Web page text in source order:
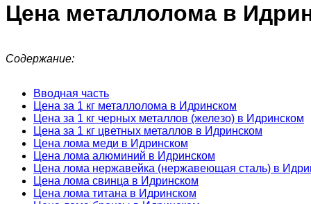
Цена металлолома в
Содержание:
Вводная часть
Цена за 1 кг металлолома в Идринском
Цена за 1 кг черных металлов (железо) в Идринском
Цена за 1 кг цветных металлов в Идринском
Цена лома меди в Идринском
Цена лома алюминий в Идринском
Цена лома нержавейка (нержавеющая сталь) в
Цена лома свинца в Идринском
Цена лома титана в Идринском